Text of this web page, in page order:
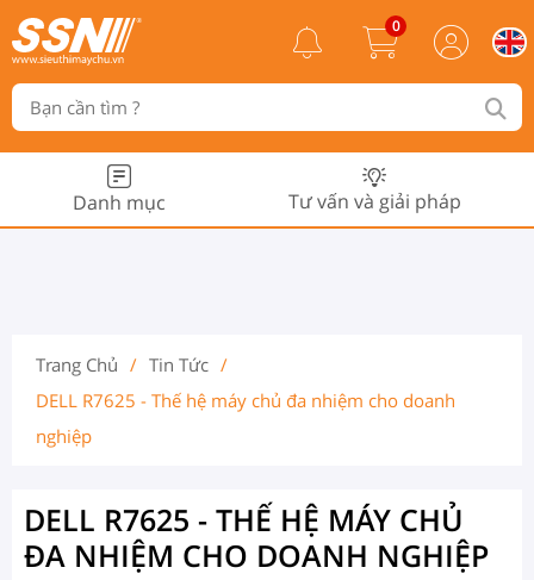
0
Danh mục Tư vấn và giải pháp
Trang Chủ / Tin Tức /
DELL R7625 - Thế hệ máy chủ đa nhiệm cho doanh
nghiệp
DELL R7625 - THẾ HỆ MÁY CHỦ
ĐA NHIỆM CHO DOANH NGHIỆP